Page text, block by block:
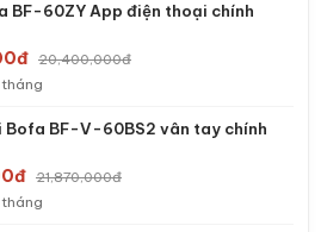
BF-60ZY App điện thoại chính
20,400,000đ
Bofa BF-V-60BS2 vân tay chính
21,870,000đ